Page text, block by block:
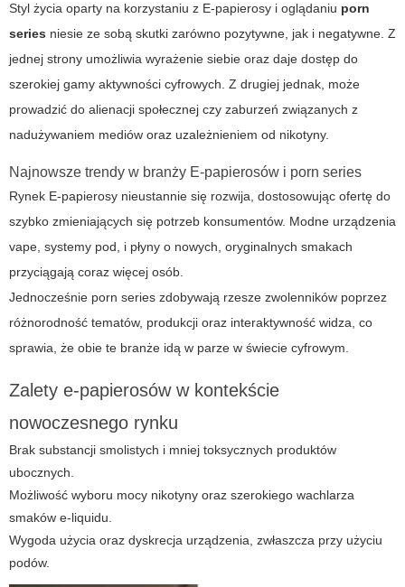
Styl życia oparty na korzystaniu z E-papierosy i oglądaniu porn
series niesie ze sobą skutki zarówno pozytywne, jak i negatywne. Z
jednej strony umożliwia wyrażenie siebie oraz daje dostęp do
szerokiej gamy aktywności cyfrowych. Z drugiej jednak, może
prowadzić do alienacji społecznej czy zaburzeń związanych z
nadużywaniem mediów oraz uzależnieniem od nikotyny.
Najnowsze trendy w branży E-papierosów i porn series
Rynek E-papierosy nieustannie się rozwija, dostosowując ofertę do
szybko zmieniających się potrzeb konsumentów. Modne urządzenia
vape, systemy pod, i płyny o nowych, oryginalnych smakach
przyciągają coraz więcej osób.
Jednocześnie porn series zdobywają rzesze zwolenników poprzez
różnorodność tematów, produkcji oraz interaktywność widza, co
sprawia, że obie te branże idą w parze w świecie cyfrowym.
Zalety e-papierosów w kontekście
nowoczesnego rynku
Brak substancji smolistych i mniej toksycznych produktów
ubocznych.
Możliwość wyboru mocy nikotyny oraz szerokiego wachlarza
smaków e-liquidu.
Wygoda użycia oraz dyskrecja urządzenia, zwłaszcza przy użyciu
podów.